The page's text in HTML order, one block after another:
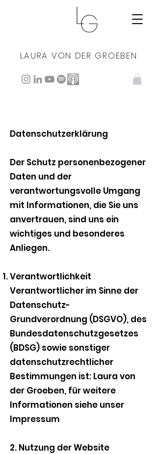
LAURA VON DER GROEBEN
Datenschutzerklärung
Der Schutz personenbezogener
Daten und der
verantwortungsvolle Umgang
mit Informationen, die Sie uns
anvertrauen, sind uns ein
wichtiges und besonderes
Anliegen.
Verantwortlichkeit
Verantwortlicher im Sinne der
Datenschutz-
Grundverordnung (DSGVO), des
Bundesdatenschutzgesetzes
(BDSG) sowie sonstiger
datenschutzrechtlicher
Bestimmungen ist: Laura von
der Groeben, für weitere
Informationen siehe unser
Impressum
2. Nutzung der Website